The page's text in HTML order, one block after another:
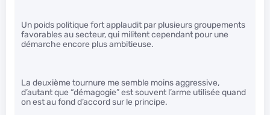
Un poids politique fort applaudit par plusieurs groupements
favorables au secteur, qui militent cependant pour une
démarche encore plus ambitieuse.
La deuxième tournure me semble moins aggressive,
d’autant que “démagogie” est souvent l’arme utilisée quand
on est au fond d’accord sur le principe.